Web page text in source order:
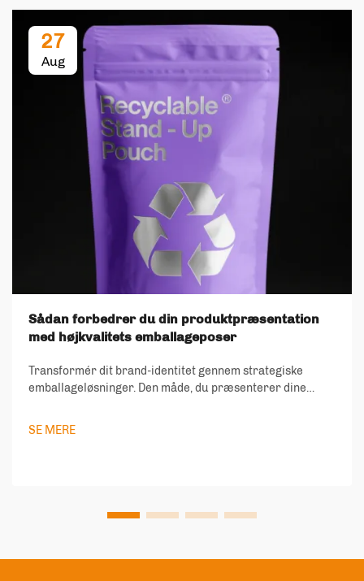
27
Aug
Sådan forbedrer du din produktpræsentation
med højkvalitets emballageposer
Transformér dit brand-identitet gennem strategiske
emballageløsninger. Den måde, du præsenterer dine
engagement i kvalitet. I dagens konkurrencedygtige
SE MERE